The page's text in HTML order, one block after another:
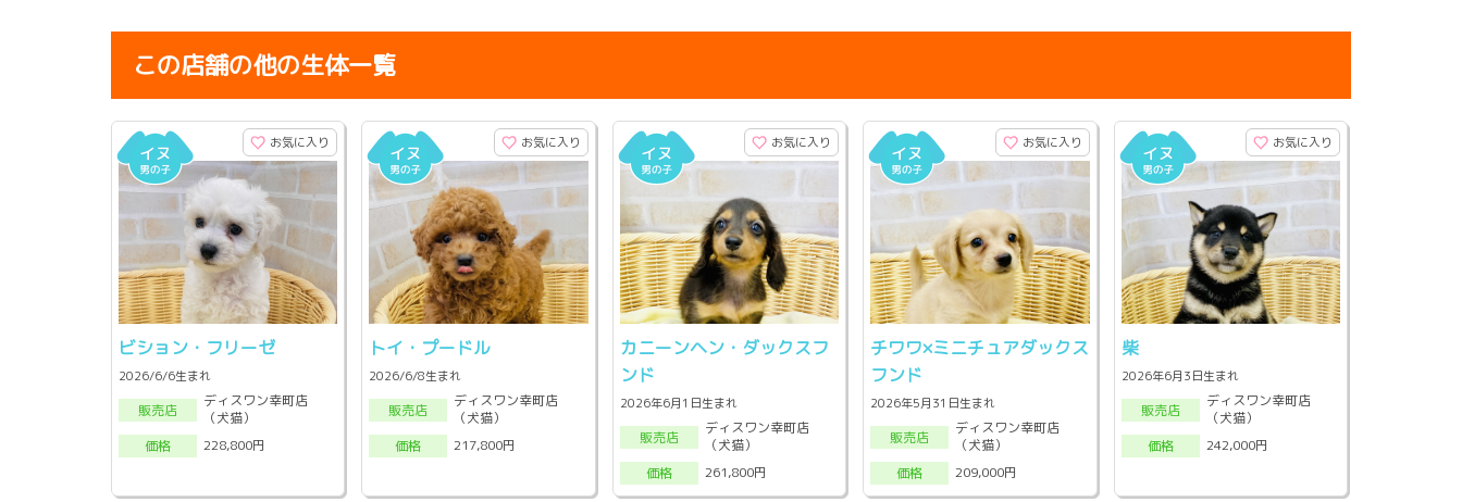
この店舗の他の生体一覧
お気に入り
ビション・フリーゼ
2026/6/6生まれ
販売店
ディスワン幸町店
（犬猫）
価格
228,800円
お気に入り
トイ・プードル
2026/6/8生まれ
販売店
ディスワン幸町店
（犬猫）
価格
217,800円
お気に入り
カニーンヘン・ダックスフ
ンド
2026年6月1日生まれ
販売店
ディスワン幸町店
（犬猫）
価格
261,800円
お気に入り
チワワ×ミニチュアダックス
フンド
2026年5月31日生まれ
販売店
ディスワン幸町店
（犬猫）
価格
209,000円
お気に入り
柴
2026年6月3日生まれ
販売店
ディスワン幸町店
（犬猫）
価格
242,000円